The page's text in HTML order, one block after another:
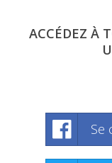
ACCÉDEZ À
Se